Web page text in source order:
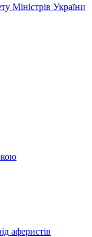
Міністрів України
аферистів